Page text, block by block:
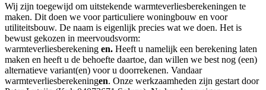
Wij zijn toegewijd om uitstekende warmteverliesberekeningen te
maken. Dit doen we voor particuliere woningbouw en voor
utiliteitsbouw. De naam is eigenlijk precies wat we doen. Het is
bewust gekozen in meervoudsvorm:
warmteverliesberekening en. Heeft u namelijk een berekening laten
maken en heeft u de behoefte daartoe, dan willen we best nog (een)
alternatieve variant(en) voor u doorrekenen. Vandaar
warmteverliesberekeningen. Onze werkzaamheden zijn gestart door